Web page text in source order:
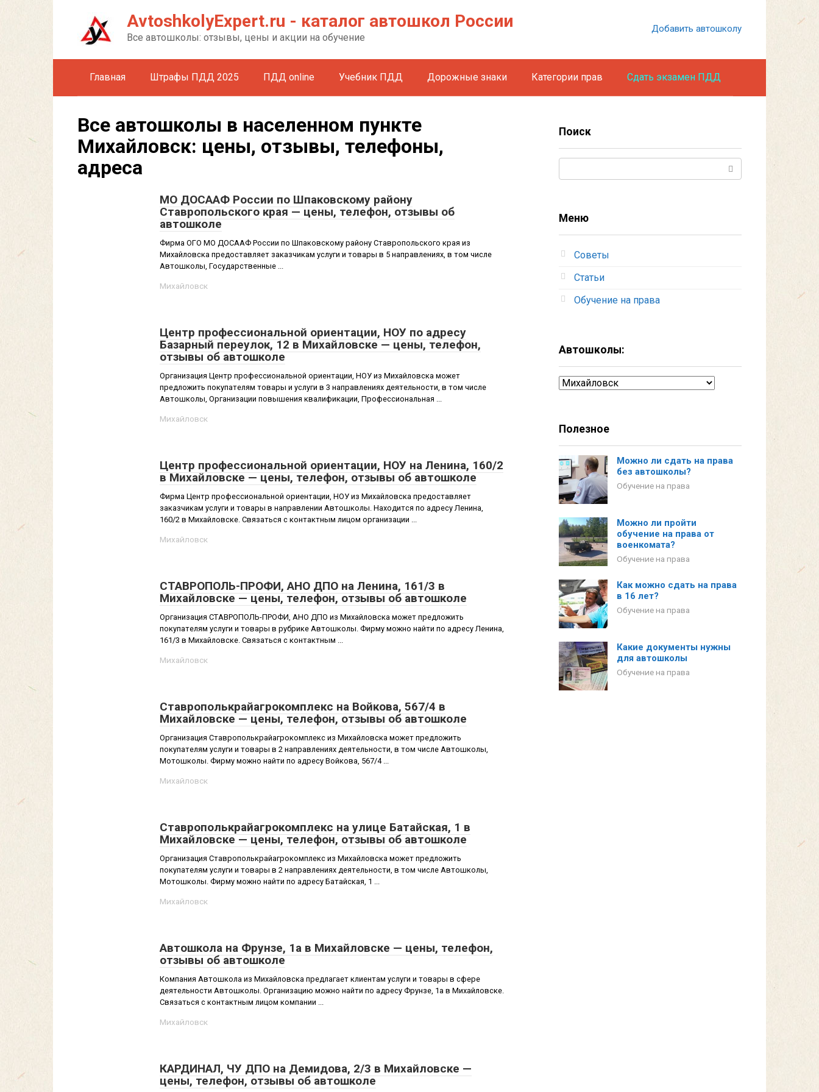
AvtoshkolyExpert.ru - каталог автошкол России
Все автошколы: отзывы, цены и акции на обучение
Добавить автошколу
Главная Штрафы ПДД 2025 ПДД online Учебник ПДД Дорожные знаки Категории прав Сдать экзамен ПДД
Все автошколы в населенном пункте
Михайловск: цены, отзывы, телефоны,
адреса
МО ДОСААФ России по Шпаковскому району
Ставропольского края — цены, телефон, отзывы об
автошколе
Фирма ОГО МО ДОСААФ России по Шпаковскому району Ставропольского края из
Михайловска предоставляет заказчикам услуги и товары в 5 направлениях, в том числе
Автошколы, Государственные ...
Михайловск
Центр профессиональной ориентации, НОУ по адресу
Базарный переулок, 12 в Михайловске — цены, телефон,
отзывы об автошколе
Организация Центр профессиональной ориентации, НОУ из Михайловска может
предложить покупателям товары и услуги в 3 направлениях деятельности, в том числе
Автошколы, Организации повышения квалификации, Профессиональная ...
Михайловск
Центр профессиональной ориентации, НОУ на Ленина, 160/2
в Михайловске — цены, телефон, отзывы об автошколе
Фирма Центр профессиональной ориентации, НОУ из Михайловска предоставляет
заказчикам услуги и товары в направлении Автошколы. Находится по адресу Ленина,
160/2 в Михайловске. Связаться с контактным лицом организации ...
Михайловск
СТАВРОПОЛЬ-ПРОФИ, АНО ДПО на Ленина, 161/3 в
Михайловске — цены, телефон, отзывы об автошколе
Организация СТАВРОПОЛЬ-ПРОФИ, АНО ДПО из Михайловска может предложить
покупателям услуги и товары в рубрике Автошколы. Фирму можно найти по адресу Ленина,
161/3 в Михайловске. Связаться с контактным ...
Михайловск
Ставрополькрайагрокомплекс на Войкова, 567/4 в
Михайловске — цены, телефон, отзывы об автошколе
Организация Ставрополькрайагрокомплекс из Михайловска может предложить
покупателям услуги и товары в 2 направлениях деятельности, в том числе Автошколы,
Мотошколы. Фирму можно найти по адресу Войкова, 567/4 ...
Михайловск
Ставрополькрайагрокомплекс на улице Батайская, 1 в
Михайловске — цены, телефон, отзывы об автошколе
Организация Ставрополькрайагрокомплекс из Михайловска может предложить
покупателям услуги и товары в 2 направлениях деятельности, в том числе Автошколы,
Мотошколы. Фирму можно найти по адресу Батайская, 1 ...
Михайловск
Автошкола на Фрунзе, 1а в Михайловске — цены, телефон,
отзывы об автошколе
Компания Автошкола из Михайловска предлагает клиентам услуги и товары в сфере
деятельности Автошколы. Организацию можно найти по адресу Фрунзе, 1а в Михайловске.
Связаться с контактным лицом компании ...
Михайловск
КАРДИНАЛ, ЧУ ДПО на Демидова, 2/3 в Михайловске —
цены, телефон, отзывы об автошколе
Поиск
Меню
Советы
Статьи
Обучение на права
Автошколы:
Автошколы:
Полезное
Можно ли сдать на права
без автошколы?
Обучение на права
Можно ли пройти
обучение на права от
военкомата?
Обучение на права
Как можно сдать на права
в 16 лет?
Обучение на права
Какие документы нужны
для автошколы
Обучение на права